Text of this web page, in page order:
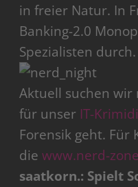
in freier Natur. In
Banking-2.0
Spezialisten durch.
Aktuell suchen wir
für unser IT-
Forensik geht.
diewww.nerd-
saatkorn.: Spielt